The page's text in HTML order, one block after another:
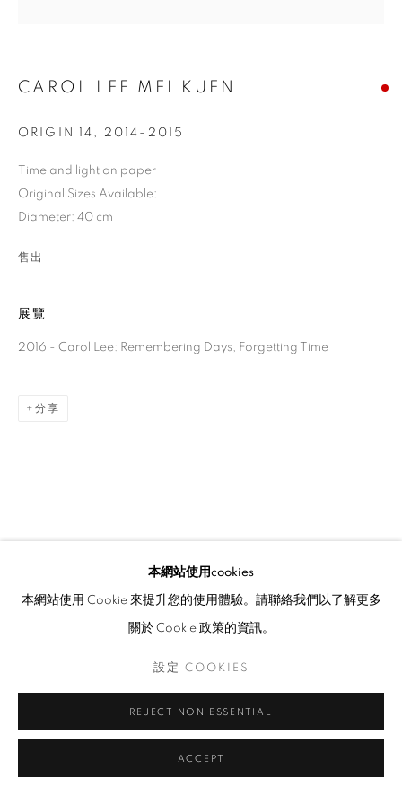
本網站使用cookies
本網站使用 Cookie 來提升您的使用體驗。請聯絡我們以了解更多
關於 Cookie 政策的資訊。
設定 COOKIES
REJECT NON ESSENTIAL
ACCEPT
CAROL LEE MEI KUEN
ORIGIN 14 2014-2015
Time and light on paper
Original Sizes Available:
Diameter: 40 cm
售出
展覽
2016 - Carol Lee: Remembering Days, Forgetting Time
分享